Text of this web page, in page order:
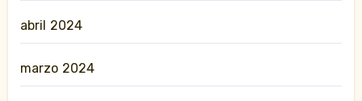
abril 2024
marzo 2024